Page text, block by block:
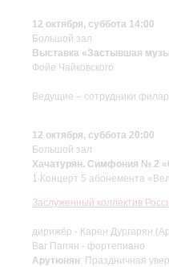
12 октября, суббота 14:00
Большой зал
Выставка «Застывшая
Фойе Чайковского
Ведущие – сотрудники
12 октября, суббота 20:00
Большой зал
Хачатурян. Симфония № 2
1 Концерт 5 абонемента
Заслуженный коллектив
дирижёр - Карен Дургарян
Ваг Папян - фортепиано
Арутюнян: Праздничная